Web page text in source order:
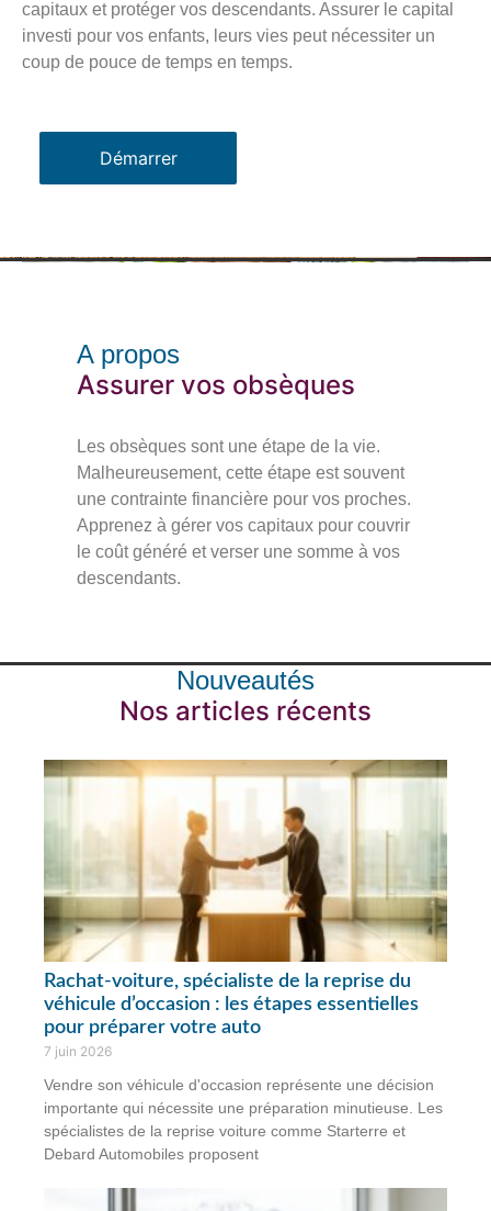
capitaux et protéger vos descendants. Assurer le capital
investi pour vos enfants, leurs vies peut nécessiter un
coup de pouce de temps en temps.
Démarrer
Démarrer
A propos
Assurer vos obsèques
Les obsèques sont une étape de la vie.
Malheureusement, cette étape est souvent
une contrainte financière pour vos proches.
Apprenez à gérer vos capitaux pour couvrir
le coût généré et verser une somme à vos
descendants.
Nouveautés
Nos articles récents
Rachat-voiture, spécialiste de la reprise du
véhicule d’occasion : les étapes essentielles
pour préparer votre auto
7 juin 2026
Vendre son véhicule d'occasion représente une décision
importante qui nécessite une préparation minutieuse. Les
spécialistes de la reprise voiture comme Starterre et
Debard Automobiles proposent